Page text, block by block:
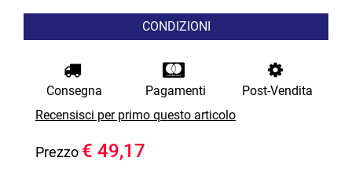
CONDIZIONI
Consegna Pagamenti
Post-Vendita
Recensisci per primo questo articolo
Prezzo € 49,17